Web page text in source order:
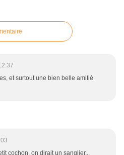
et surtout une bien belle amitié
cochon, on dirait un sanglier...